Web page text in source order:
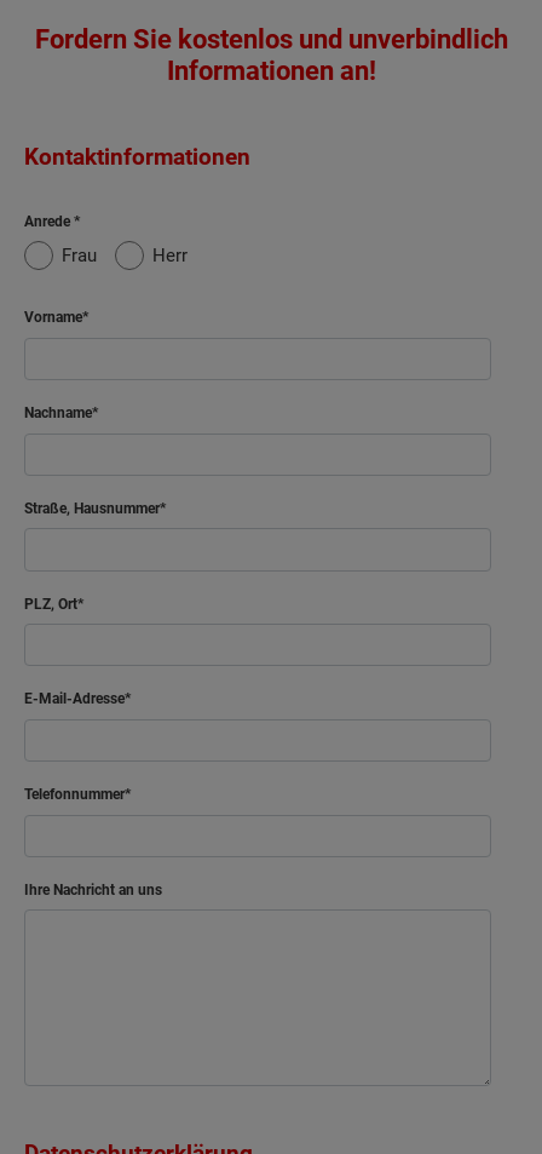
Fordern Sie kostenlos und unverbindlich
Informationen an!
Kontaktinformationen
Anrede
Frau Herr
Vorname
Nachname
Straße, Hausnummer
PLZ, Ort
E-Mail-Adresse
Telefonnummer
Ihre Nachricht an uns